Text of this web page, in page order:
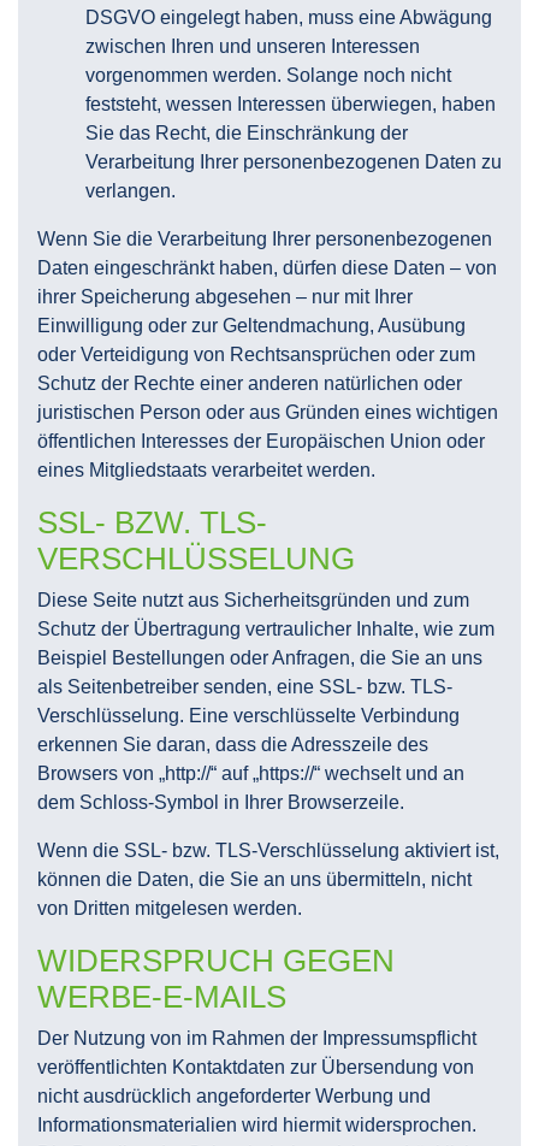
DSGVO eingelegt haben, muss eine Abwägung
zwischen Ihren und unseren Interessen
vorgenommen werden. Solange noch nicht
feststeht, wessen Interessen überwiegen, haben
Sie das Recht, die Einschränkung der
Verarbeitung Ihrer personenbezogenen Daten zu
verlangen.
Wenn Sie die Verarbeitung Ihrer personenbezogenen
Daten eingeschränkt haben, dürfen diese Daten – von
ihrer Speicherung abgesehen – nur mit Ihrer
Einwilligung oder zur Geltendmachung, Ausübung
oder Verteidigung von Rechtsansprüchen oder zum
Schutz der Rechte einer anderen natürlichen oder
juristischen Person oder aus Gründen eines wichtigen
öffentlichen Interesses der Europäischen Union oder
eines Mitgliedstaats verarbeitet werden.
SSL- BZW. TLS-
VERSCHLÜSSELUNG
Diese Seite nutzt aus Sicherheitsgründen und zum
Schutz der Übertragung vertraulicher Inhalte, wie zum
Beispiel Bestellungen oder Anfragen, die Sie an uns
als Seitenbetreiber senden, eine SSL- bzw. TLS-
Verschlüsselung. Eine verschlüsselte Verbindung
erkennen Sie daran, dass die Adresszeile des
Browsers von „http://“ auf „https://“ wechselt und an
dem Schloss-Symbol in Ihrer Browserzeile.
Wenn die SSL- bzw. TLS-Verschlüsselung aktiviert ist,
können die Daten, die Sie an uns übermitteln, nicht
von Dritten mitgelesen werden.
WIDERSPRUCH GEGEN
WERBE-E-MAILS
Der Nutzung von im Rahmen der Impressumspflicht
veröffentlichten Kontaktdaten zur Übersendung von
nicht ausdrücklich angeforderter Werbung und
Informationsmaterialien wird hiermit widersprochen.